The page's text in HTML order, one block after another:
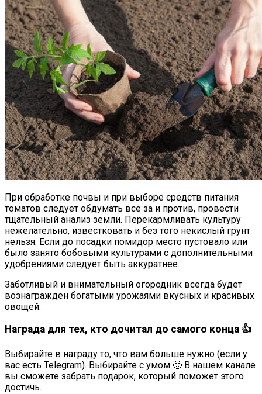
При обработке почвы и при выборе средств питания
томатов следует обдумать все за и против, провести
тщательный анализ земли. Перекармливать культуру
нежелательно, известковать и без того некислый грунт
нельзя. Если до посадки помидор место пустовало или
было занято бобовыми культурами с дополнительными
удобрениями следует быть аккуратнее.
Заботливый и внимательный огородник всегда будет
вознагражден богатыми урожаями вкусных и красивых
овощей.
Награда для тех, кто дочитал до самого конца 👍
Выбирайте в награду то, что вам больше нужно (если у
вас есть Telegram). Выбирайте с умом 🙂 В нашем канале
вы сможете забрать подарок, который поможет этого
достичь.